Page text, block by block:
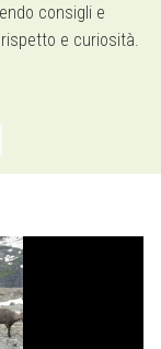
consigli e
e curiosità.